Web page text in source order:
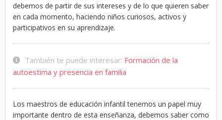
debemos de partir de sus intereses y de lo que quieren saber
en cada momento, haciendo niños curiosos, activos y
participativos en su aprendizaje.
También te puede interesar: Formación de la
autoestima y presencia en familia
Los maestros de educación infantil tenemos un papel muy
importante dentro de esta enseñanza, debemos saber como